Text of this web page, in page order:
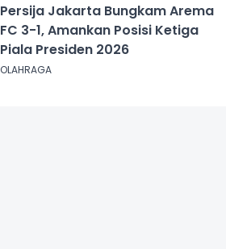
Persija Jakarta Bungkam Arema
FC 3-1, Amankan Posisi Ketiga
Piala Presiden 2026
OLAHRAGA